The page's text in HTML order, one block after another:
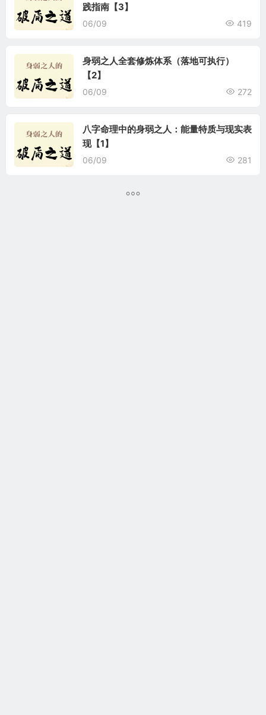
践指南【3】
06/09 419
身弱之人全套修炼体系（落地可执行）
【2】
06/09 272
八字命理中的身弱之人：能量特质与现实表
现【1】
06/09 281